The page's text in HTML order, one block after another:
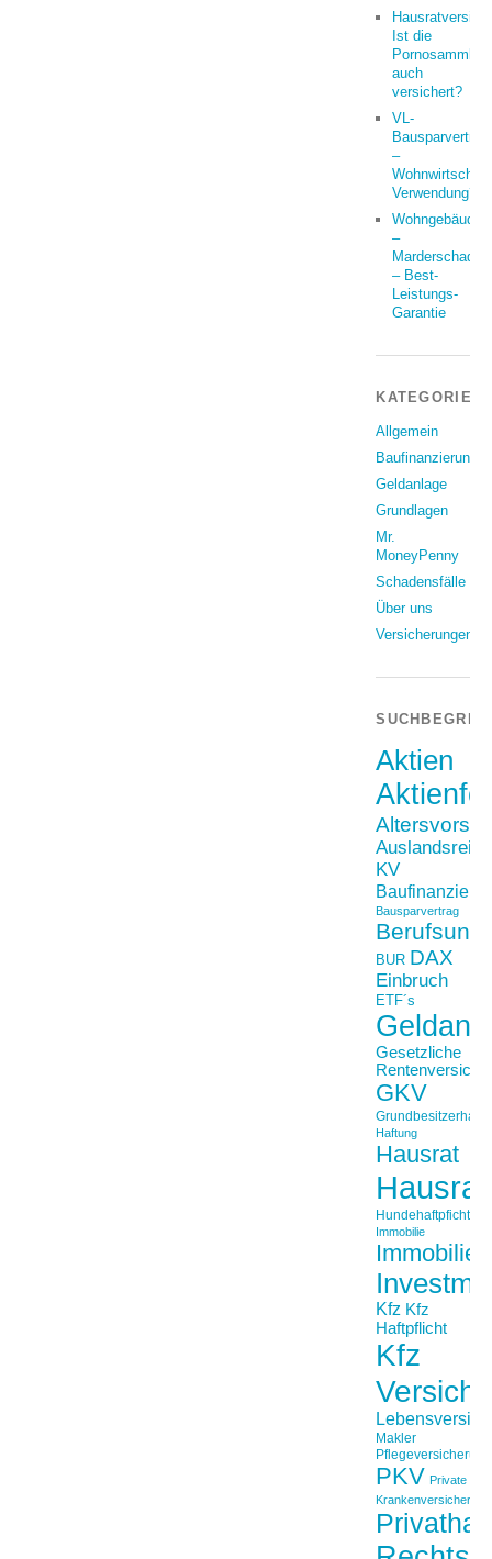
Ist die
auch
versichert?
VL-
Bausparvertrag
–
Verwendung?
Wohngebäude
–
Marderschaden
– Best-
Leistungs-
Garantie
KATEGORIEN
Allgemein
Baufinanzierung
Geldanlage
Grundlagen
Mr.
MoneyPenny
Schadensfälle
Über uns
Versicherungen
Aktien
Auslandsreise
KV
Bausparvertrag
BUR DAX
Einbruch
ETF´s
Gesetzliche
GKV
Haftung
Hausrat
Hundehaftpficht
Immobilie
Kfz Kfz
Haftpflicht
Kfz
Makler
Pflegeversicherung
PKV Private
Krankenversicherung